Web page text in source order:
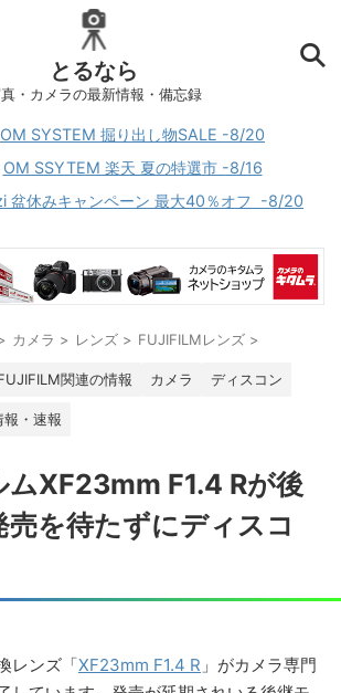
とるなら
・カメラの最新情報・備忘録
OM SYSTEM 掘り出し物SALE -8/20
OM SSYTEM 楽天 夏の特選市 -8/16
盆休みキャンペーン 最大40％オフ -8/20
カメラ > レンズ > FUJIFILMレンズ >
関連の情報 カメラ ディスコン
・速報
ムXF23mm F1.4 Rが後
売を待たずにディスコ
レンズ「XF23mm F1.4 R 」がカメラ専門